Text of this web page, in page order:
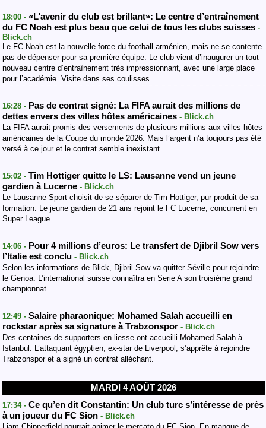
18:00 - «L’avenir du club est brillant»: Le centre d’entraînement
du FC Noah est plus beau que celui de tous les clubs suisses -
Blick.ch
Le FC Noah est la nouvelle force du football arménien, mais ne se contente
pas de dépenser pour sa première équipe. Le club vient d’inaugurer un tout
nouveau centre d’entraînement très impressionnant, avec une large place
pour l’académie. Visite dans ses coulisses.
16:28 - Pas de contrat signé: La FIFA aurait des millions de
dettes envers des villes hôtes américaines - Blick.ch
La FIFA aurait promis des versements de plusieurs millions aux villes hôtes
américaines de la Coupe du monde 2026. Mais l’argent n’a toujours pas été
versé à ce jour et le contrat semble inexistant.
15:02 - Tim Hottiger quitte le LS: Lausanne vend un jeune
gardien à Lucerne - Blick.ch
Le Lausanne-Sport choisit de se séparer de Tim Hottiger, pur produit de sa
formation. Le jeune gardien de 21 ans rejoint le FC Lucerne, concurrent en
Super League.
14:06 - Pour 4 millions d’euros: Le transfert de Djibril Sow vers
l’Italie est conclu - Blick.ch
Selon les informations de Blick, Djibril Sow va quitter Séville pour rejoindre
le Genoa. L’international suisse connaîtra en Serie A son troisième grand
championnat.
12:49 - Salaire pharaonique: Mohamed Salah accueilli en
rockstar après sa signature à Trabzonspor - Blick.ch
Des centaines de supporters en liesse ont accueilli Mohamed Salah à
Istanbul. L’attaquant égyptien, ex-star de Liverpool, s’apprête à rejoindre
Trabzonspor et a signé un contrat alléchant.
MARDI 4 AOÛT 2026
17:34 - Ce qu’en dit Constantin: Un club turc s’intéresse de près
à un joueur du FC Sion - Blick.ch